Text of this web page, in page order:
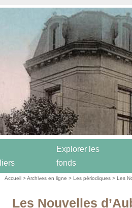
Explorer les
fonds
Accueil >Archives en ligne >Les périodiques >Les
Les Nouvelles